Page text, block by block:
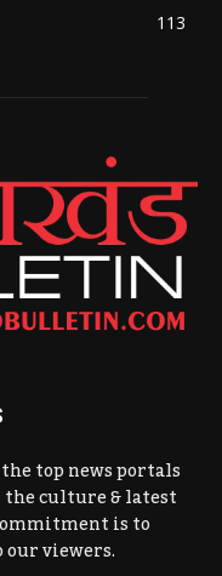
113
top news portals
culture & latest
is to
viewers.